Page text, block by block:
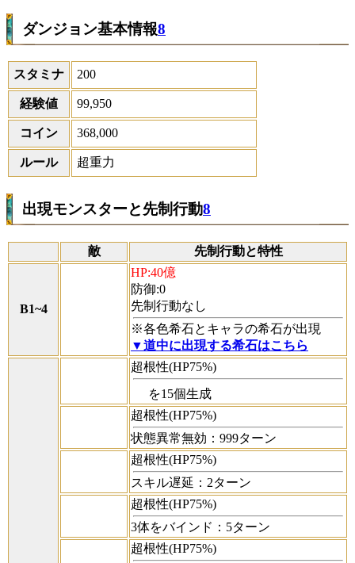
ダンジョン基本情報8
スタミナ 200
経験値 99,950
コイン 368,000
ルール 超重力
出現モンスターと先制行動8
敵 先制行動と特性
B1~4
HP:40億
防御:0
先制行動なし
※各色希石とキャラの希石が出現
▼道中に出現する希石はこちら
超根性(HP75%)
を15個生成
超根性(HP75%)
状態異常無効：999ターン
超根性(HP75%)
スキル遅延：2ターン
超根性(HP75%)
3体をバインド：5ターン
超根性(HP75%)